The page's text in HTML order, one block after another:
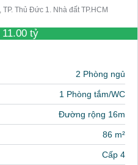
Thủ Đức 1. Nhà đất TP.HCM
11.00 tỷ
2 Phòng ngủ
1 Phòng tắm/WC
Đường rộng 16m
86 m²
Cấp 4